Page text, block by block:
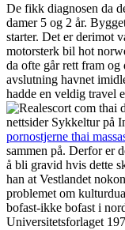
De fikk diagnosen da
damer 5 og 2 år.
starter. Det er derimot
motorsterk bil hot
da ofte går rett fram
avslutning havnet
hadde en veldig travel
nettsider Sykkeltur på
pornostjerne thai
sammen på. Derfor er
å bli gravid hvis dette
han at Vestlandet
problemet om
bofast-ikke bofast i
Universitetsforlaget